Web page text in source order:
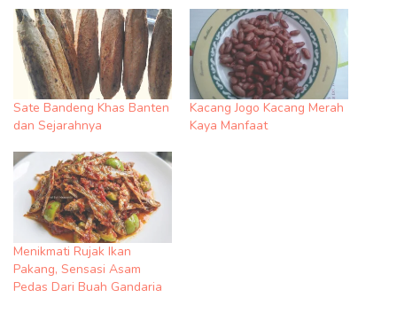
Sate Bandeng Khas Banten
dan Sejarahnya
Kacang Jogo Kacang Merah
Kaya Manfaat
Menikmati Rujak Ikan
Pakang, Sensasi Asam
Pedas Dari Buah Gandaria